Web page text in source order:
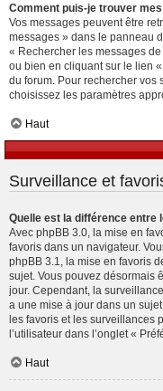
Comment puis-je trouver
Vos messages peuvent être
messages » dans le panneau
« Rechercher les messages
ou bien en cliquant sur le lien
du forum. Pour rechercher vos
choisissez les paramètres
Haut
Surveillance et
Quelle est la différence entre
Avec phpBB 3.0, la mise en
favoris dans un navigateur.
phpBB 3.1, la mise en favoris
sujet. Vous pouvez désormais
jour. Cependant, la
a une mise à jour dans un
les favoris et les surveillances
l’utilisateur dans l’onglet «
Haut